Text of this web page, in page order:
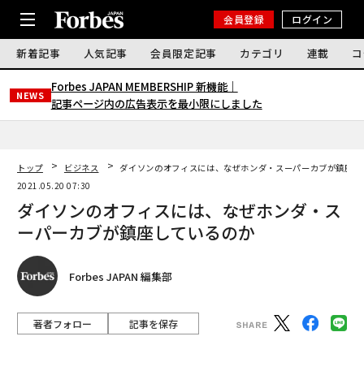
会員登録 ログイン
新着記事 人気記事 会員限定記事 カテゴリ 連載
NEWS
Forbes JAPAN MEMBERSHIP 新機能｜
記事ページ内の広告表示を最小限にしました
トップ ビジネス
ダイソンのオフィスには、なぜホンダ・スーパーカブが鎮座
2021.05.20 07:30
ダイソンのオフィスには、なぜホンダ・ス
ーパーカブが鎮座しているのか
Forbes JAPAN 編集部
著者フォロー 記事を保存